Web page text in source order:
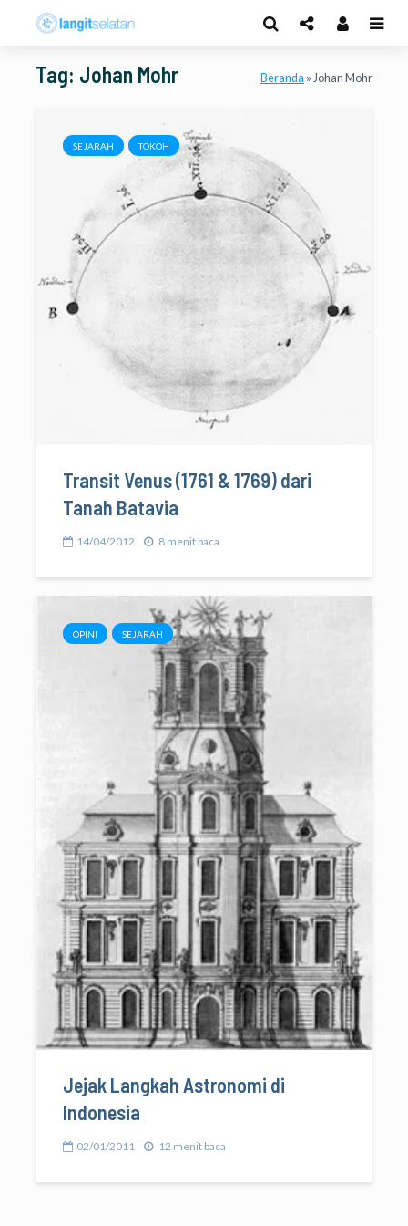
Tag: Johan Mohr Beranda » Johan Mohr
SEJARAH TOKOH
Transit Venus (1761 & 1769) dari
Tanah Batavia
14/04/2012 8 menit baca
OPINI SEJARAH
Jejak Langkah Astronomi di
Indonesia
02/01/2011 12 menit baca